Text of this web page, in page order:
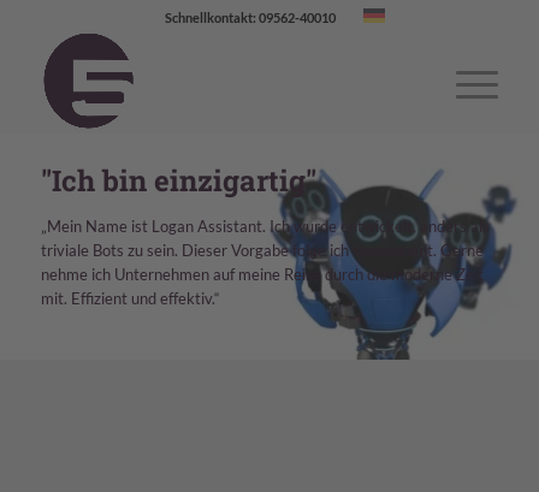
Schnellkontakt: 09562-40010
"Ich bin einzigartig"
„Mein Name ist Logan Assistant. Ich wurde entwickelt, anders als
triviale Bots zu sein. Dieser Vorgabe folge ich konsequent. Gerne
nehme ich Unternehmen auf meine Reise durch die moderne Zeit
mit. Effizient und effektiv.“